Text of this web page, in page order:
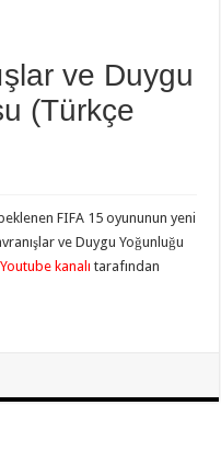
ve Duygu
(Türkçe
FIFA 15 oyununun yeni
ve Duygu Yoğunluğu
kanalı tarafından